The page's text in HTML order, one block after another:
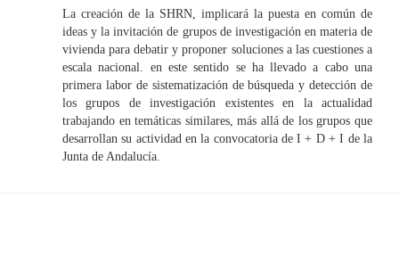
La creación de la SHRN, implicará la puesta en común de
ideas y la invitación de grupos de investigación en materia de
vivienda para debatir y proponer soluciones a las cuestiones a
escala nacional. en este sentido se ha llevado a cabo una
primera labor de sistematización de búsqueda y detección de
los grupos de investigación existentes en la actualidad
trabajando en temáticas similares, más allá de los grupos que
desarrollan su actividad en la convocatoria de I + D + I de la
Junta de Andalucía.